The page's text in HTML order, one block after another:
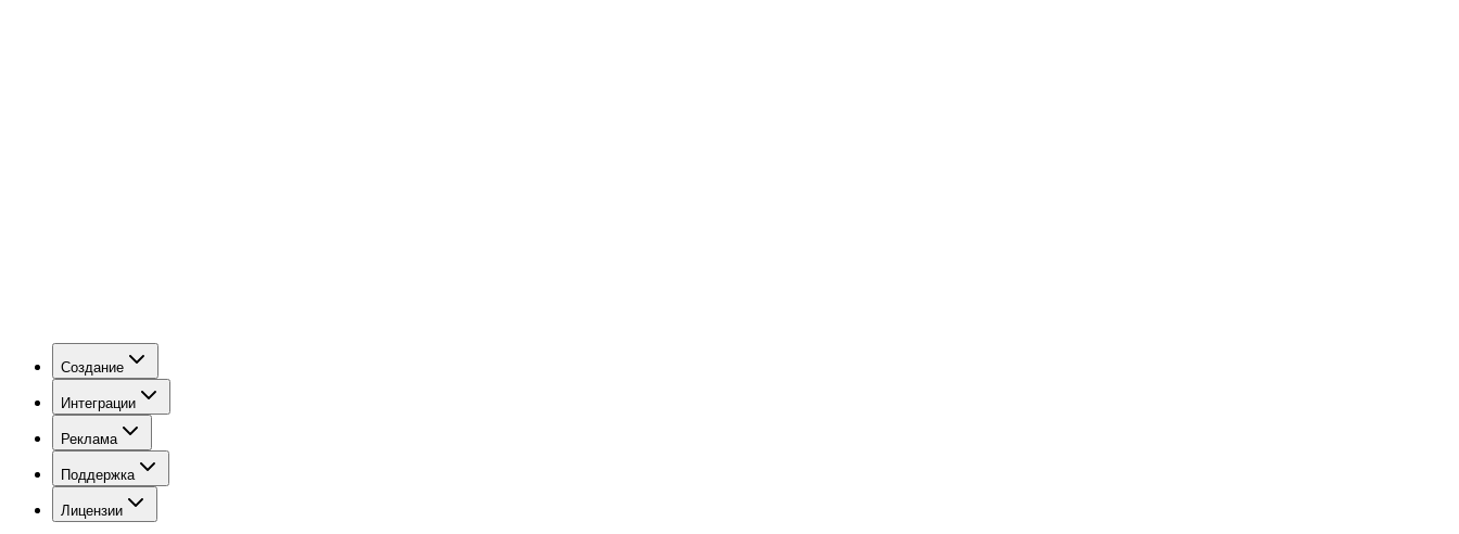
Создание
Интеграции
Реклама
Поддержка
Лицензии